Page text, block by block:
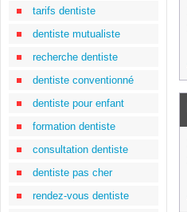
tarifs dentiste
dentiste mutualiste
recherche dentiste
dentiste conventionné
dentiste pour enfant
formation dentiste
consultation dentiste
dentiste pas cher
rendez-vous dentiste